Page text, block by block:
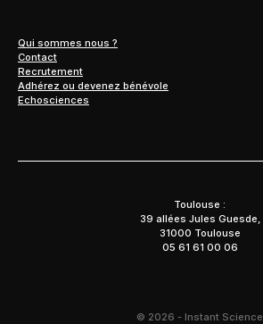
Qui sommes nous ?
Contact
Recrutement
Adhérez ou devenez bénévole
Echosciences
Toulouse :
39 allées Jules Guesde,
31000 Toulouse
05 61 61 00 06
© 2026 - Instant Science